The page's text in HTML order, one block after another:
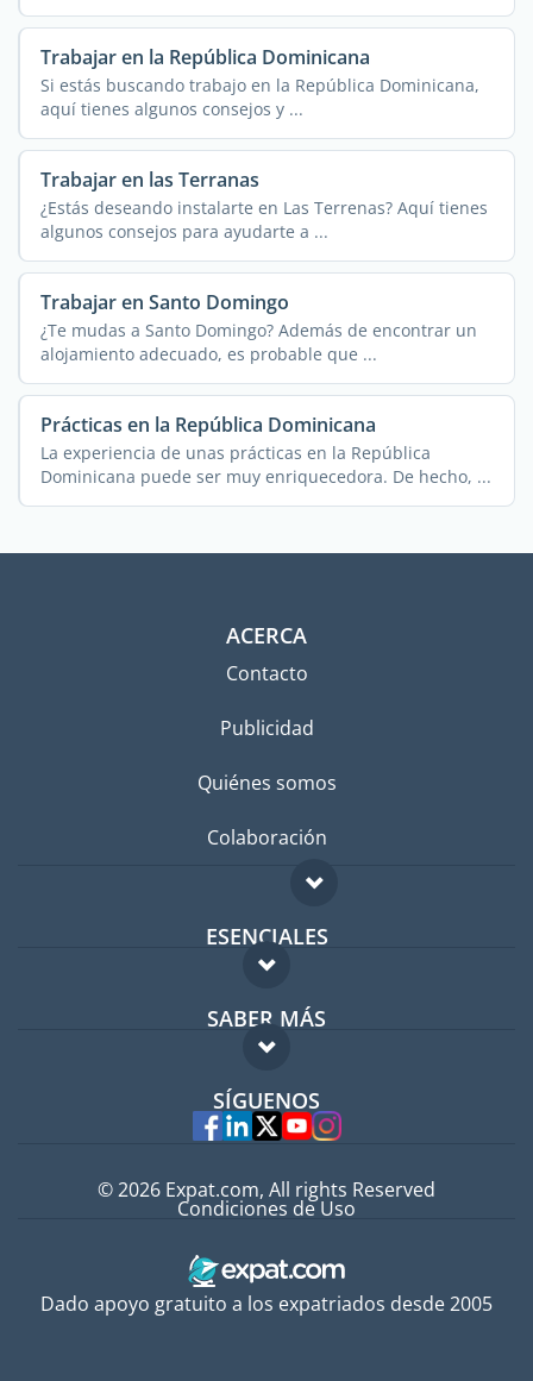
Trabajar en la República Dominicana
Si estás buscando trabajo en la República Dominicana,
aquí tienes algunos consejos y ...
Trabajar en las Terranas
¿Estás deseando instalarte en Las Terrenas? Aquí tienes
algunos consejos para ayudarte a ...
Trabajar en Santo Domingo
¿Te mudas a Santo Domingo? Además de encontrar un
alojamiento adecuado, es probable que ...
Prácticas en la República Dominicana
La experiencia de unas prácticas en la República
Dominicana puede ser muy enriquecedora. De hecho, ...
ACERCA
Contacto
Publicidad
Quiénes somos
Colaboración
ESENCIALES
Foro para expatriados
Guía para expatriados
Trabajos en el extranjero
SABER MÁS
FAQ
Expertos
SÍGUENOS
Dado apoyo gratuito a los expatriados desde 2005
© 2026 Expat.com, All rights Reserved
Condiciones de Uso